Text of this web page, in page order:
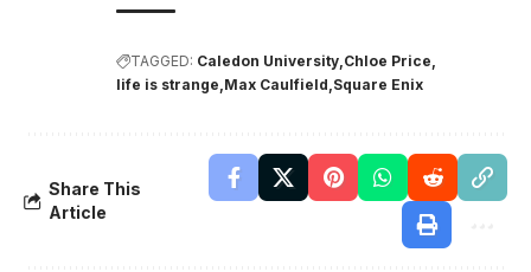
TAGGED: Caledon University Chloe Price
life is strange Max Caulfield Square Enix
Share This
Article